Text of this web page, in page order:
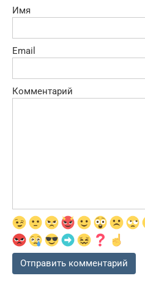
Имя
Email
Комментарий